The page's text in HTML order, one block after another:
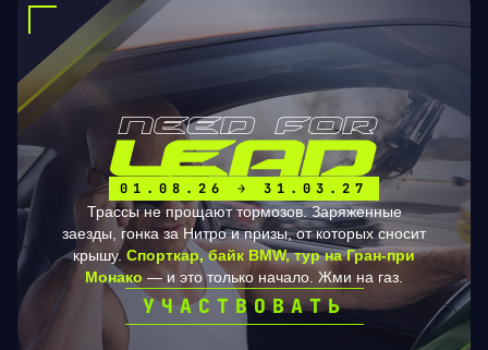
01.08.26 → 31.03.27
Трассы не прощают тормозов. Заряженные
заезды, гонка за Нитро и призы, от которых сносит
крышу. Спорткар, байк BMW, тур на Гран-при
Монако — и это только начало. Жми на газ.
УЧАСТВОВАТЬ